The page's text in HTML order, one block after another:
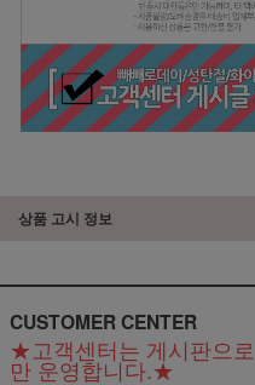
상품 고시 정보
CUSTOMER CENTER
★고객센터는 게시판으로
만 운영합니다.★